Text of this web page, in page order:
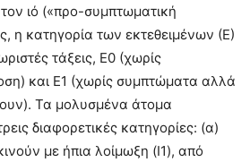
ιό («προ-συμπτωματική
η κατηγορία των εκτεθειμένων (Ε)
τάξεις, E0 (χωρίς
και E1 (χωρίς συμπτώματα αλλά
Τα μολυσμένα άτομα
διαφορετικές κατηγορίες: (α)
με ήπια λοίμωξη (I1), από